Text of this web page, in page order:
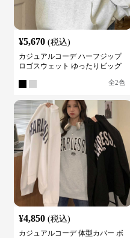
¥5,670 (税込)
カジュアルコーデ ハーフジップ
ロゴスウェット ゆったりビッグ
全2色
¥4,850 (税込)
カジュアルコーデ 体型カバー ボ